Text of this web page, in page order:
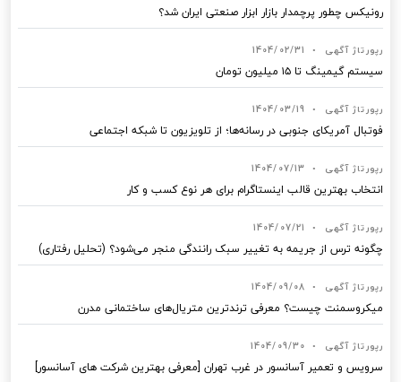
رونیکس چطور پرچمدار بازار ابزار صنعتی ایران شد؟
رپورتاژ آگهی •
1404/02/31
سیستم گیمینگ تا ۱۵ میلیون تومان
رپورتاژ آگهی •
1404/03/19
فوتبال آمریکای جنوبی در رسانه‌ها؛ از تلویزیون تا شبکه اجتماعی
رپورتاژ آگهی •
1404/07/13
انتخاب بهترین قالب‌ اینستاگرام برای هر نوع کسب‌ و کار
رپورتاژ آگهی •
1404/07/21
چگونه ترس از جریمه به تغییر سبک رانندگی منجر می‌شود؟ (تحلیل رفتاری)
رپورتاژ آگهی •
1404/09/08
میکروسمنت چیست؟ معرفی ترندترین متریال‌های ساختمانی مدرن
رپورتاژ آگهی •
1404/09/30
سرویس و تعمیر آسانسور در غرب تهران [معرفی بهترین شرکت های آسانسور]